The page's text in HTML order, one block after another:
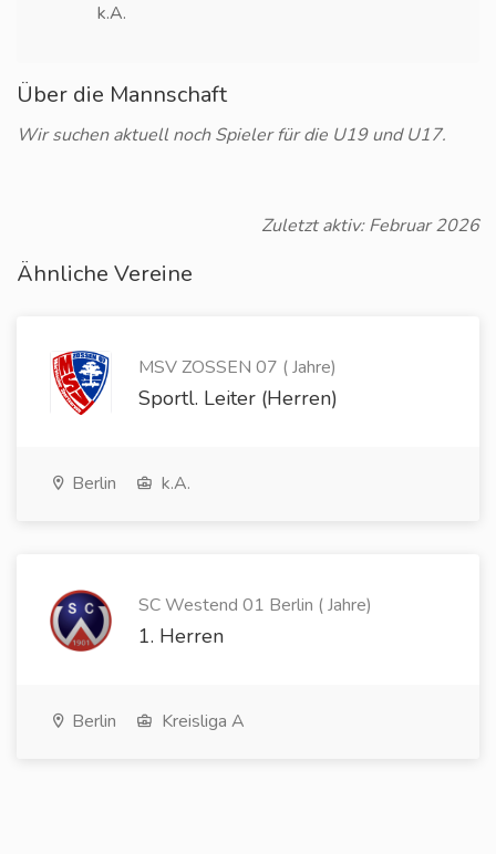
k.A.
Über die Mannschaft
Wir suchen aktuell noch Spieler für die U19 und U17.
Zuletzt aktiv: Februar 2026
Ähnliche Vereine
MSV ZOSSEN 07 ( Jahre)
Sportl. Leiter (Herren)
Berlin k.A.
SC Westend 01 Berlin ( Jahre)
1. Herren
Berlin Kreisliga A